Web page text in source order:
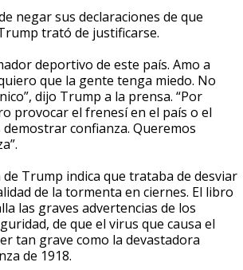
negar sus declaraciones de que
trató de justificarse.
deportivo de este país. Amo a
que la gente tenga miedo. No
dijo Trump a la prensa. “Por
provocar el frenesí en el país o el
confianza. Queremos
de Trump indica que trataba de desviar
de la tormenta en ciernes. El libro
las graves advertencias de los
de que el virus que causa el
tan grave como la devastadora
de 1918.